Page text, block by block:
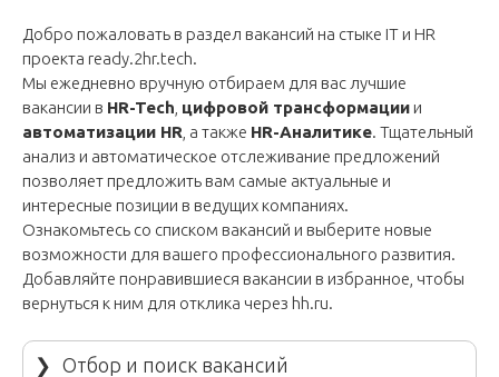
Добро пожаловать в раздел вакансий на стыке IT и HR
проекта ready.2hr.tech.
Мы ежедневно вручную отбираем для вас лучшие
вакансии в HR-Tech цифровой трансформации и
автоматизации HR , а также HR-Аналитике. Тщательный
анализ и автоматическое отслеживание предложений
позволяет предложить вам самые актуальные и
интересные позиции в ведущих компаниях.
Ознакомьтесь со списком вакансий и выберите новые
возможности для вашего профессионального развития.
Добавляйте понравившиеся вакансии в избранное, чтобы
вернуться к ним для отклика через hh.ru.
❯ Отбор и поиск вакансий